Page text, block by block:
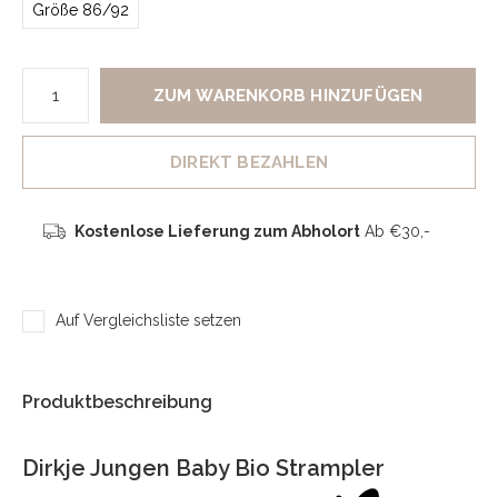
Größe 86/92
ZUM WARENKORB HINZUFÜGEN
DIREKT BEZAHLEN
Kostenlose Lieferung zum AbholortAb €30,-
Auf Vergleichsliste setzen
Produktbeschreibung
Dirkje Jungen Baby Bio Strampler